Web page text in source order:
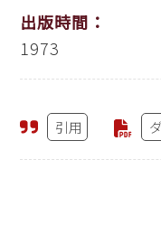
出版時間：
1973
引用